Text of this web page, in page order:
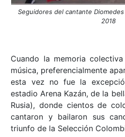
Seguidores del cantante
2018
Cuando la memoria
música, preferencialmente
esta vez no fue la
estadio Arena Kazán, de la
Rusia), donde cientos de
cantaron y bailaron sus
triunfo de la Selección